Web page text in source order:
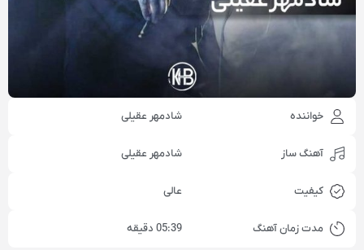
خواننده شادمهر عقیلی
آهنگ ساز شادمهر عقیلی
کیفیت عالی
مدت زمان آهنگ 05:39 دقیقه